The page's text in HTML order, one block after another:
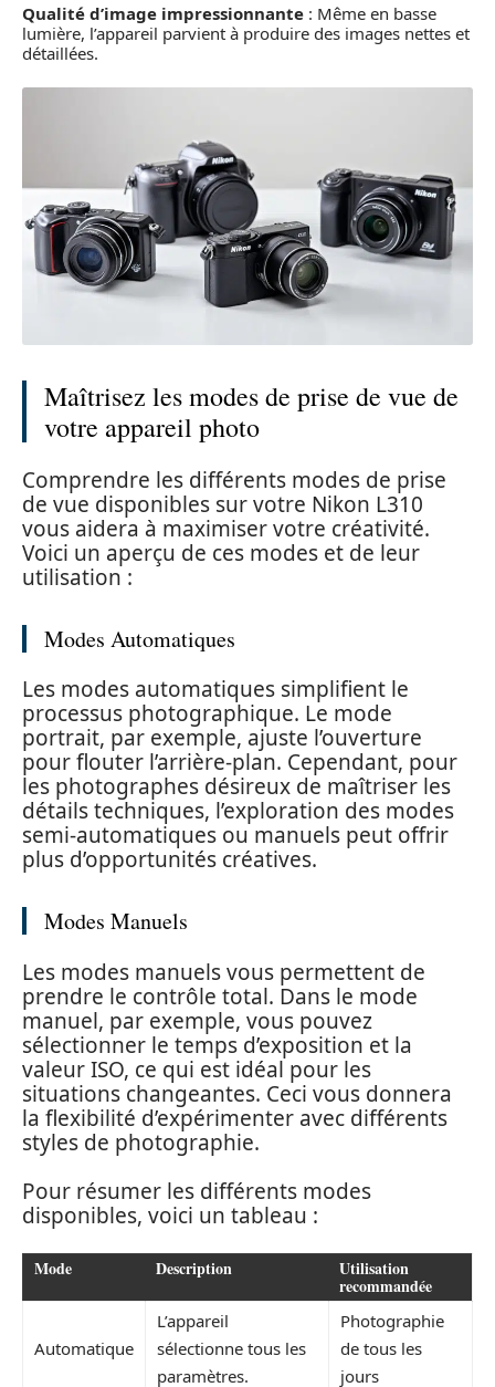
Qualité d’image impressionnante : Même en basse
lumière, l’appareil parvient à produire des images nettes et
détaillées.
Maîtrisez les modes de prise de vue de
votre appareil photo
Comprendre les différents modes de prise
de vue disponibles sur votre Nikon L310
vous aidera à maximiser votre créativité.
Voici un aperçu de ces modes et de leur
utilisation :
Modes Automatiques
Les modes automatiques simplifient le
processus photographique. Le mode
portrait, par exemple, ajuste l’ouverture
pour flouter l’arrière-plan. Cependant, pour
les photographes désireux de maîtriser les
détails techniques, l’exploration des modes
semi-automatiques ou manuels peut offrir
plus d’opportunités créatives.
Modes Manuels
Les modes manuels vous permettent de
prendre le contrôle total. Dans le mode
manuel, par exemple, vous pouvez
sélectionner le temps d’exposition et la
valeur ISO, ce qui est idéal pour les
situations changeantes. Ceci vous donnera
la flexibilité d’expérimenter avec différents
styles de photographie.
Pour résumer les différents modes
disponibles, voici un tableau :
Mode Description Utilisation
recommandée
Automatique
L’appareil
sélectionne tous les
paramètres.
Photographie
de tous les
jours